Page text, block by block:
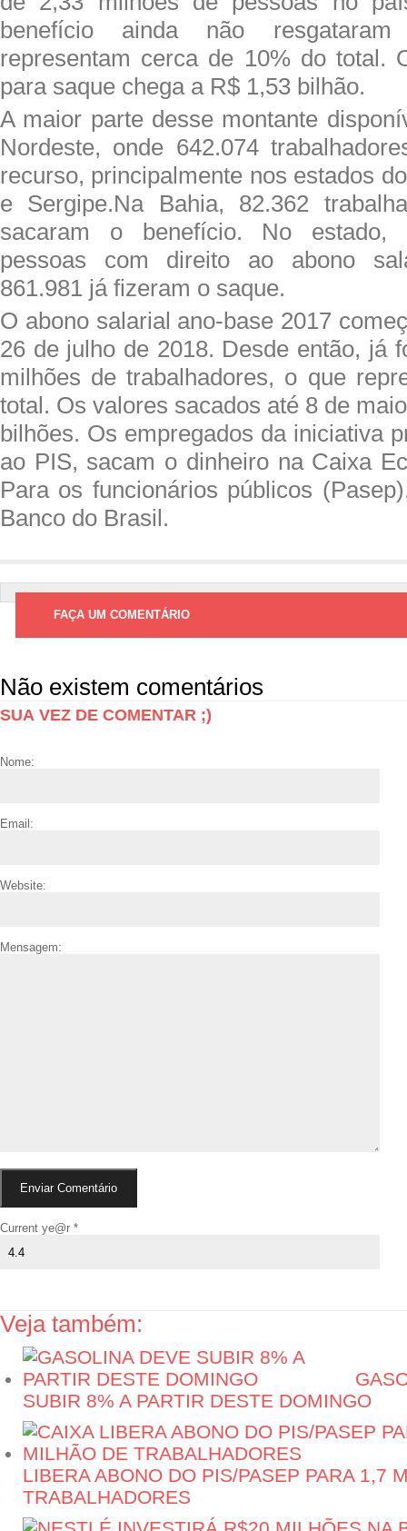
benefício ainda não
representam cerca de 10% do total.
para saque chega a R$ 1,53 bilhão.
A maior parte desse montante
Nordeste, onde 642.074
recurso, principalmente nos estados
e Sergipe.Na Bahia, 82.362
sacaram o benefício. No estado,
pessoas com direito ao abono
861.981 já fizeram o saque.
O abono salarial ano-base 2017
26 de julho de 2018. Desde então, já
milhões de trabalhadores, o que
total. Os valores sacados até 8 de
bilhões. Os empregados da iniciativa
ao PIS, sacam o dinheiro na Caixa
Para os funcionários públicos
Banco do Brasil.
FAÇA UM COMENTÁRIO
Não existem comentários
SUA VEZ DE COMENTAR ;)
Nome:
Email:
Website:
Mensagem:
Current ye@r *
Veja também:
SUBIR 8% A PARTIR DESTE DOMINGO
LIBERA ABONO DO PIS/PASEP PARA 1,7
TRABALHADORES